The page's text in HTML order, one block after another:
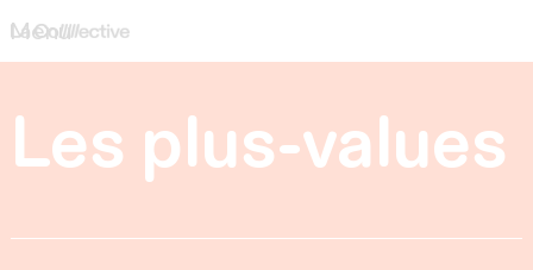
to
content
La Collective
Espaces ·
Féminismes
Menu
Les plus-values